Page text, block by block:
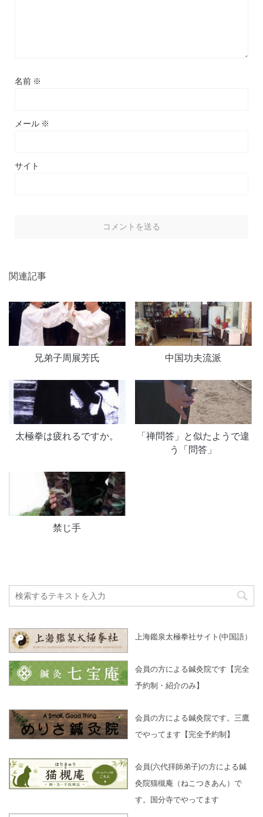
名前 ※
メール ※
サイト
関連記事
兄弟子周展芳氏 中国功夫流派
太極拳は疲れるですか。
「禅問答」と似たようで違
う「問答」
禁じ手
上海鑑泉太極拳社サイト(中国語）
会員の方による鍼灸院です【完全
予約制・紹介のみ】
会員の方による鍼灸院です。三鷹
でやってます【完全予約制】
会員(六代拝師弟子)の方による鍼
灸院猫槻庵（ねこつきあん）で
す。国分寺でやってます